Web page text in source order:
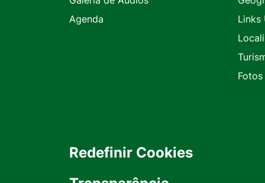
Agenda
Links
Redefinir Cookies